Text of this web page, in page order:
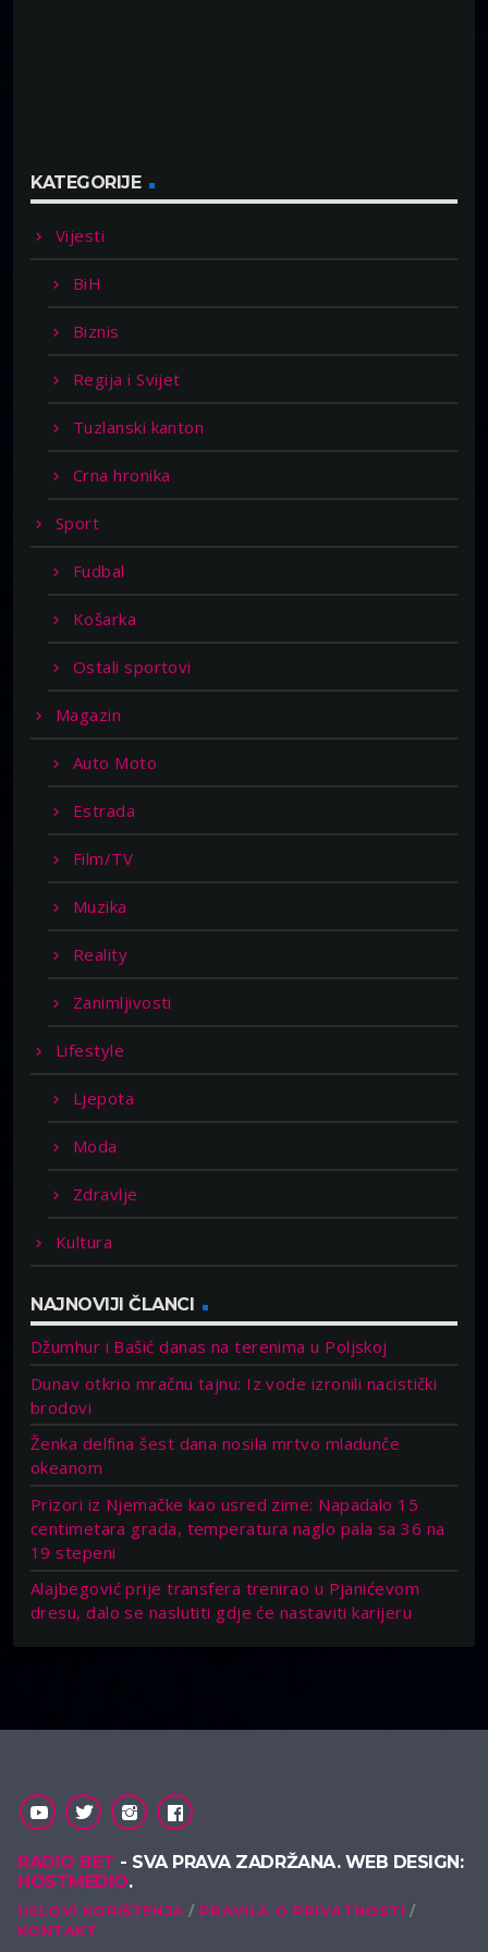
KATEGORIJE
Vijesti
BiH
Biznis
Regija i Svijet
Tuzlanski kanton
Crna hronika
Sport
Fudbal
Košarka
Ostali sportovi
Magazin
Auto Moto
Estrada
Film/TV
Muzika
Reality
Zanimljivosti
Lifestyle
Ljepota
Moda
Zdravlje
Kultura
NAJNOVIJI ČLANCI
Džumhur i Bašić danas na terenima u Poljskoj
Dunav otkrio mračnu tajnu: Iz vode izronili nacistički
brodovi
Ženka delfina šest dana nosila mrtvo mladunče
okeanom
Prizori iz Njemačke kao usred zime: Napadalo 15
centimetara grada, temperatura naglo pala sa 36 na
19 stepeni
Alajbegović prije transfera trenirao u Pjanićevom
dresu, dalo se naslutiti gdje će nastaviti karijeru
RADIO BET - SVA PRAVA ZADRŽANA. WEB DESIGN:
HOSTMEDIO.
USLOVI KORIŠTENJA
PRAVILA O PRIVATNOSTI
KONTAKT